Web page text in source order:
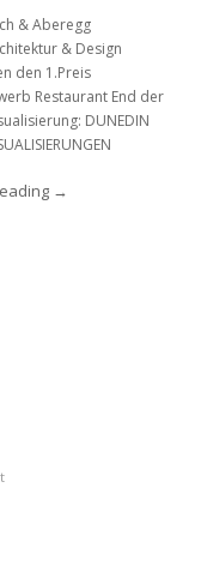
& Aberegg
& Design
den 1.Preis
Restaurant End der
DUNEDIN